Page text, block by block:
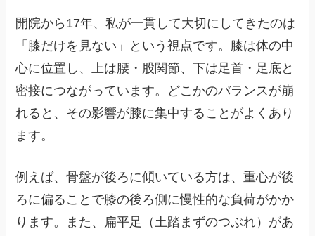
開院から17年、私が一貫して大切にしてきたのは
「膝だけを見ない」という視点です。膝は体の中
心に位置し、上は腰・股関節、下は足首・足底と
密接につながっています。どこかのバランスが崩
れると、その影響が膝に集中することがよくあり
ます。
例えば、骨盤が後ろに傾いている方は、重心が後
ろに偏ることで膝の後ろ側に慢性的な負荷がかか
ります。また、扁平足（土踏まずのつぶれ）があ